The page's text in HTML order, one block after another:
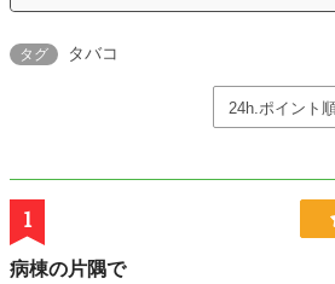
タグ タバコ
1
病棟の片隅で